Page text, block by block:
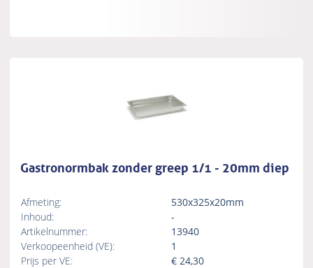
Gastronormbak zonder greep 1/1 - 20mm diep
Afmeting:
530x325x20mm
Inhoud:
-
Artikelnummer:
13940
Verkoopeenheid (VE):
1
Prijs per VE:
€ 24,30